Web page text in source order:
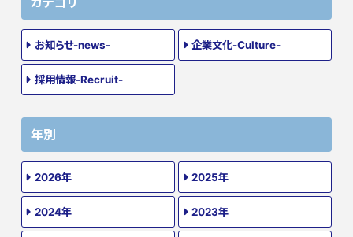
お知らせ-news- 企業文化-Culture-
採用情報-Recruit-
年別
2026年 2025年
2024年 2023年